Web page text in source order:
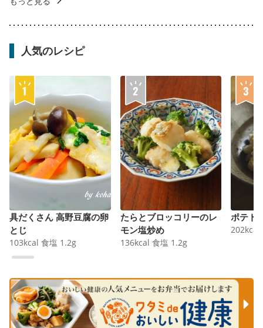
人気のレシピ
具だくさん 高野豆腐の卵
とじ
103kcal 食塩 1.2g
たらとブロッコリーのレ
モン塩炒め
136kcal 食塩 1.2g
ポテト
202kcal